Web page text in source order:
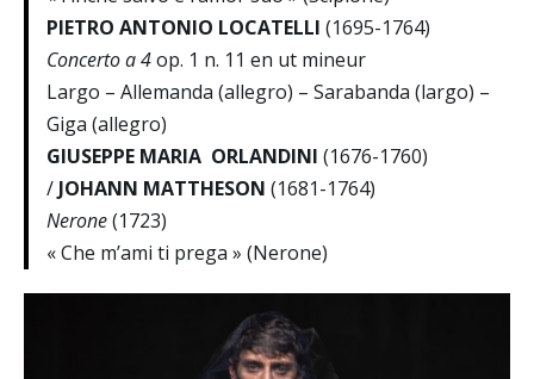
PIETRO ANTONIO LOCATELLI (1695-1764)
Concerto a 4op. 1 n. 11 en ut mineur
Largo – Allemanda (allegro) – Sarabanda (largo) –
Giga (allegro)
GIUSEPPE MARIA ORLANDINI (1676-1760)
/ JOHANN MATTHESON (1681-1764)
Nerone(1723)
« Che m’ami ti prega » (Nerone)